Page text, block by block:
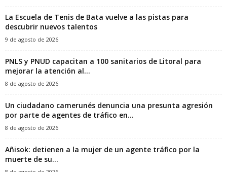
La Escuela de Tenis de Bata vuelve a las pistas para
descubrir nuevos talentos
9 de agosto de 2026
PNLS y PNUD capacitan a 100 sanitarios de Litoral para
mejorar la atención al...
8 de agosto de 2026
‎Un ciudadano camerunés denuncia una presunta agresión
por parte de agentes de tráfico en...
8 de agosto de 2026
Añisok: detienen a la mujer de un agente tráfico por la
muerte de su...